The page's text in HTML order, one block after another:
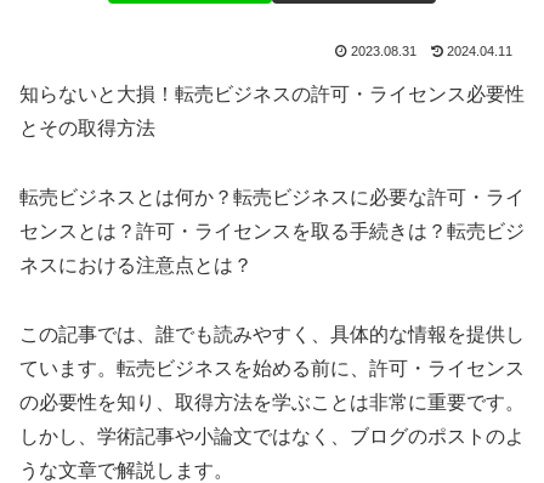
2023.08.31 2024.04.11
知らないと大損！転売ビジネスの許可・ライセンス必要性
とその取得方法
転売ビジネスとは何か？転売ビジネスに必要な許可・ライ
センスとは？許可・ライセンスを取る手続きは？転売ビジ
ネスにおける注意点とは？
この記事では、誰でも読みやすく、具体的な情報を提供し
ています。転売ビジネスを始める前に、許可・ライセンス
の必要性を知り、取得方法を学ぶことは非常に重要です。
しかし、学術記事や小論文ではなく、ブログのポストのよ
うな文章で解説します。